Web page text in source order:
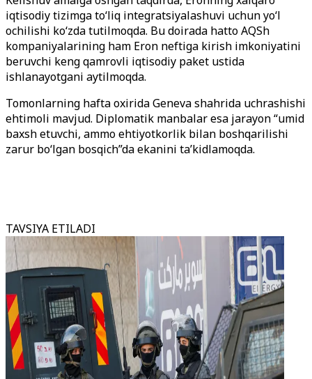
iqtisodiy tizimga to‘liq integratsiyalashuvi uchun yo‘l
ochilishi ko‘zda tutilmoqda. Bu doirada hatto AQSh
kompaniyalarining ham Eron neftiga kirish imkoniyatini
beruvchi keng qamrovli iqtisodiy paket ustida
ishlanayotgani aytilmoqda.
Tomonlarning hafta oxirida Geneva shahrida uchrashishi
ehtimoli mavjud. Diplomatik manbalar esa jarayon “umid
baxsh etuvchi, ammo ehtiyotkorlik bilan boshqarilishi
zarur bo‘lgan bosqich”da ekanini ta’kidlamoqda.
TAVSIYA ETILADI